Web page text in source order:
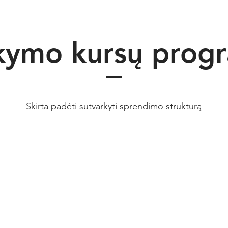
kursų
Skirta padėti sutvarkyti sprendimo struktūrą